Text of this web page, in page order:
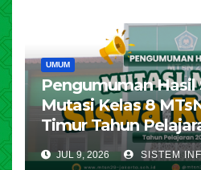
UMUM
Pengumuman Hasil
Mutasi Kelas 8
Timur Tahun
JUL 9, 2026 SISTEM